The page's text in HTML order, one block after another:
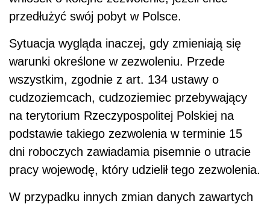
przedłużyć swój pobyt w Polsce.
Sytuacja wygląda inaczej, gdy zmieniają się
warunki określone w zezwoleniu. Przede
wszystkim, zgodnie z art. 134 ustawy o
cudzoziemcach, cudzoziemiec przebywający
na terytorium Rzeczypospolitej Polskiej na
podstawie takiego zezwolenia w terminie 15
dni roboczych zawiadamia pisemnie o utracie
pracy wojewodę, który udzielił tego zezwolenia.
W przypadku innych zmian danych zawartych